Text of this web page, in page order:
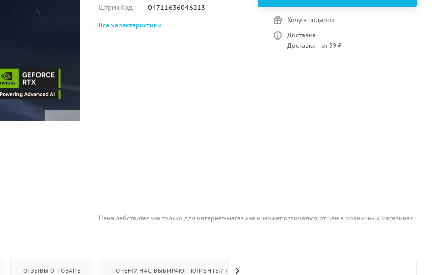
ШтрихКод — 04711636046213
Все характеристики
Хочу в подарок
Доставка
Доставка - от 59 ₽
Цена действительна только для интернет-магазина и может отличаться от цен в розничных магазинах
ОТЗЫВЫ О ТОВАРЕ ПОЧЕМУ НАС ВЫБИРАЮТ КЛИЕНТЫ? 👍